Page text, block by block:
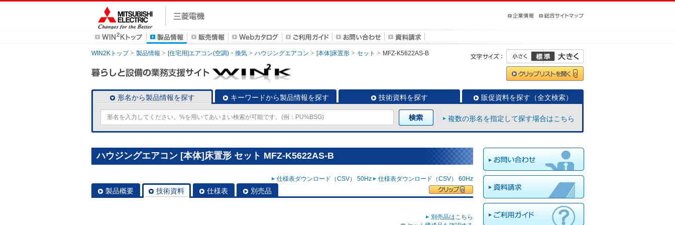
WIN2Kトップ 製品情報 [住宅用]エアコン(空調)・換気 ハウジングエアコン [本体]床置形 セット MFZ-K5622AS-B
形名から製品情報を探す キーワードから製品情報を探す 技術資料を探す 販促資料を探す（全文検索）
複数の形名を指定して探す場合はこちら
ハウジングエアコン [本体]床置形 セット MFZ-K5622AS-B
仕様表ダウンロード（CSV） 50Hz 仕様表ダウンロード（CSV） 60Hz
製品概要 技術資料 仕様表 別売品
別売品はこちら